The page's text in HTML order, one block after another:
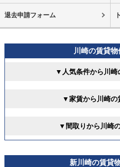
退去申請フォーム
川崎の賃貸
▼人気条件から川崎
▼家賃から川崎の
▼間取りから川崎
新川崎の賃貸